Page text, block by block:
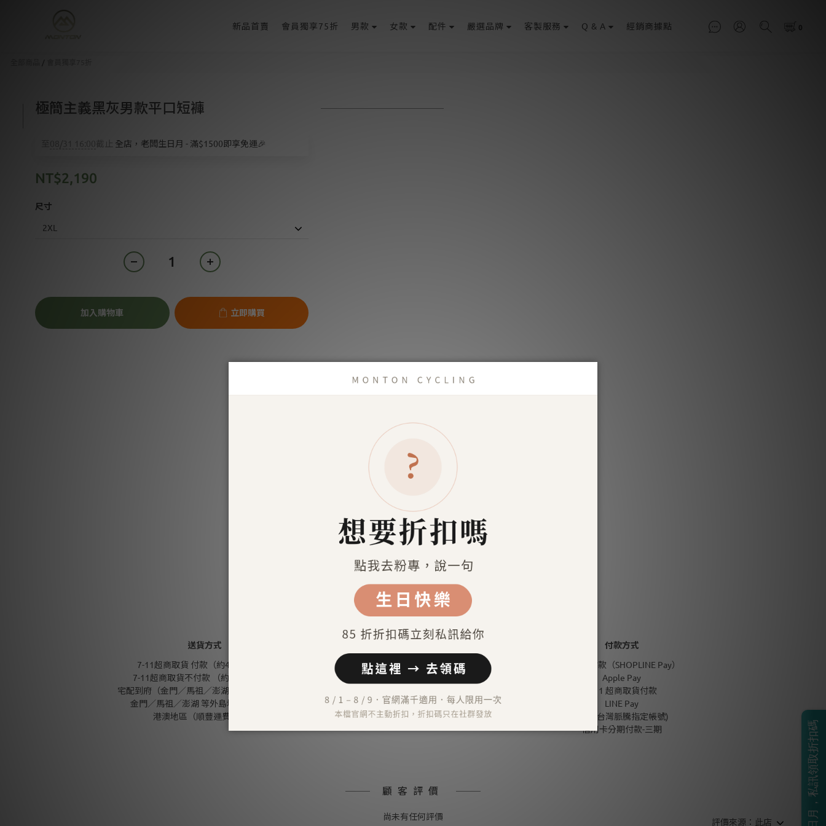
新品首賣 會員獨享75折 男款 女款 配件 嚴選品牌 客製服務 Q & A 經銷商據點
/
極簡主義黑灰男款平口短褲
截止 全店，老闆生日月 - 滿$1500即享免運🎉
NT$2,190
尺寸
加入購物車 立即購買
商品描述
了解更多
送貨及付款方式
送貨方式
7-11超商取貨 付款（約4-5天送達）
7-11超商取貨不付款 （約4-5天送達）
宅配到府（金門／馬祖／澎湖 外島地區除外）
金門／馬祖／澎湖 等外島地區（郵寄）
港澳地區（順豐運費到付）
付款方式
信用卡付款（SHOPLINE Pay）
Apple Pay
7-11 超商取貨付款
LINE Pay
匯款 (台灣脈騰指定帳號)
信用卡分期付款-三期
顧客評價
尚未有任何評價